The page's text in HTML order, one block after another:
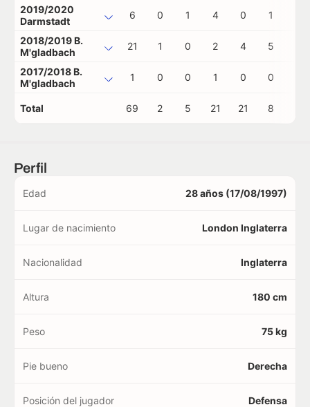
2019/2020
Darmstadt
6 0 1 4 0 1
2018/2019 B.
M'gladbach
21 1 0 2 4 5
2017/2018 B.
M'gladbach
1 0 0 1 0 0
Total 69 2 5 21 21 8
Perfil
Edad 28 años (17/08/1997)
Lugar de nacimiento London Inglaterra
Nacionalidad Inglaterra
Altura 180 cm
Peso 75 kg
Pie bueno Derecha
Posición del jugador Defensa